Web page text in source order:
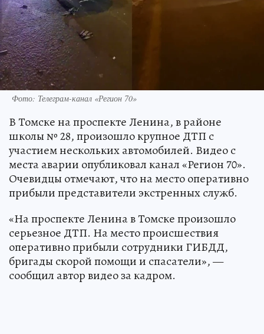
Фото: Телеграм-канал «Регион 70»
В Томске на проспекте Ленина, в районе
школы № 28, произошло крупное ДТП с
участием нескольких автомобилей. Видео с
места аварии опубликовал канал «Регион 70».
Очевидцы отмечают, что на место оперативно
прибыли представители экстренных служб.
«На проспекте Ленина в Томске произошло
серьезное ДТП. На место происшествия
оперативно прибыли сотрудники ГИБДД,
бригады скорой помощи и спасатели», —
сообщил автор видео за кадром.